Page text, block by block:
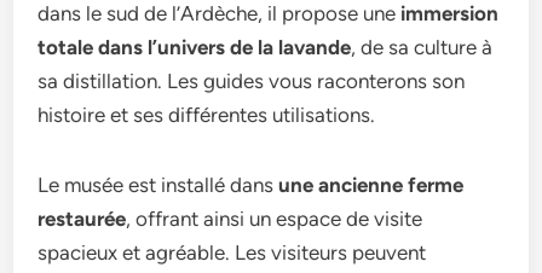
dans le sud de l’Ardèche, il propose une immersion
totale dans l’univers de la lavande, de sa culture à
sa distillation. Les guides vous raconterons son
histoire et ses différentes utilisations.
Le musée est installé dansune ancienne ferme
restaurée, offrant ainsi un espace de visite
spacieux et agréable. Les visiteurs peuvent